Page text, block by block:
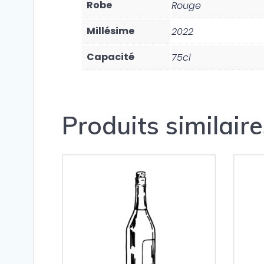
Robe
Rouge
Millésime
2022
Capacité
75cl
Produits